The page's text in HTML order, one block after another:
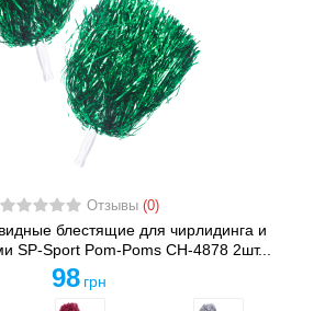
Отзывы (0)
блестящие для чирлидинга и
SP-Sport Pom-Poms CH-4878 2шт...
98 грн